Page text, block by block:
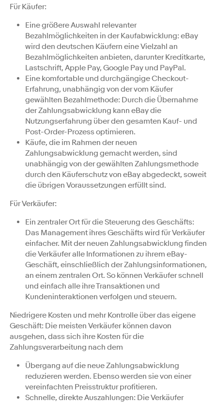
Für Käufer:
Eine größere Auswahl relevanter
Bezahlmöglichkeiten in der Kaufabwicklung: eBay
wird den deutschen Käufern eine Vielzahl an
Bezahlmöglichkeiten anbieten, darunter Kreditkarte,
Lastschrift, Apple Pay, Google Pay und PayPal.
Eine komfortable und durchgängige Checkout-
Erfahrung, unabhängig von der vom Käufer
gewählten Bezahlmethode: Durch die Übernahme
der Zahlungsabwicklung kann eBay die
Nutzungserfahrung über den gesamten Kauf- und
Post-Order-Prozess optimieren.
Käufe, die im Rahmen der neuen
Zahlungsabwicklung gemacht werden, sind
unabhängig von der gewählten Zahlungsmethode
durch den Käuferschutz von eBay abgedeckt, soweit
die übrigen Voraussetzungen erfüllt sind.
Für Verkäufer:
Ein zentraler Ort für die Steuerung des Geschäfts:
Das Management ihres Geschäfts wird für Verkäufer
einfacher. Mit der neuen Zahlungsabwicklung finden
die Verkäufer alle Informationen zu ihrem eBay-
Geschäft, einschließlich der Zahlungsinformationen,
an einem zentralen Ort. So können Verkäufer schnell
und einfach alle ihre Transaktionen und
Kundeninteraktionen verfolgen und steuern.
Niedrigere Kosten und mehr Kontrolle über das eigene
Geschäft: Die meisten Verkäufer können davon
ausgehen, dass sich ihre Kosten für die
Zahlungsverarbeitung nach dem
Übergang auf die neue Zahlungsabwicklung
reduzieren werden. Ebenso werden sie von einer
vereinfachten Preisstruktur profitieren.
Schnelle, direkte Auszahlungen: Die Verkäufer